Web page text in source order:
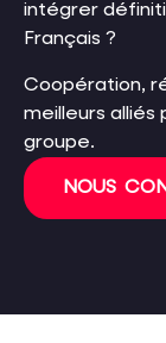
intégrer
Français ?
Coopération,
meilleurs alliés
groupe.
NOUS